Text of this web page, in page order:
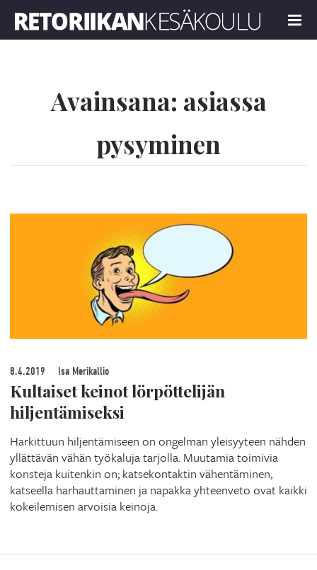
MENU
Avainsana: asiassa
pysyminen
8.4.2019 Isa Merikallio
Kultaiset keinot lörpöttelijän
hiljentämiseksi
Harkittuun hiljentämiseen on ongelman yleisyyteen nähden
yllättävän vähän työkaluja tarjolla. Muutamia toimivia
konsteja kuitenkin on; katsekontaktin vähentäminen,
katseella harhauttaminen ja napakka yhteenveto ovat kaikki
kokeilemisen arvoisia keinoja.